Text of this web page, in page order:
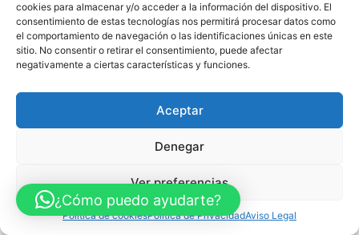
cookies para almacenar y/o acceder a la información del dispositivo. El
consentimiento de estas tecnologías nos permitirá procesar datos como
el comportamiento de navegación o las identificaciones únicas en este
sitio. No consentir o retirar el consentimiento, puede afectar
negativamente a ciertas características y funciones.
Aceptar
Denegar
Ver preferencias
Política de cookiesPolítica de PrivacidadAviso Legal
© Guia Telefónica de Empresas – Todos los derechos reservados.
¿Cómo puedo ayudarte?